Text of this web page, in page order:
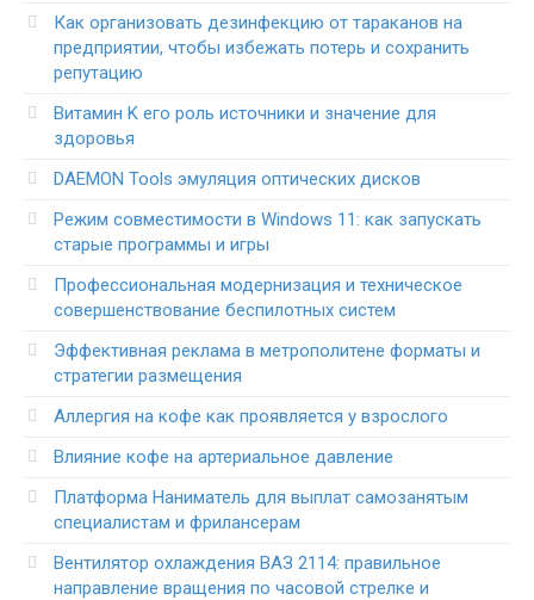
Как организовать дезинфекцию от тараканов на
предприятии, чтобы избежать потерь и сохранить
репутацию
Витамин K его роль источники и значение для
здоровья
DAEMON Tools эмуляция оптических дисков
Режим совместимости в Windows 11: как запускать
старые программы и игры
Профессиональная модернизация и техническое
совершенствование беспилотных систем
Эффективная реклама в метрополитене форматы и
стратегии размещения
Аллергия на кофе как проявляется у взрослого
Влияние кофе на артериальное давление
Платформа Наниматель для выплат самозанятым
специалистам и фрилансерам
Вентилятор охлаждения ВАЗ 2114: правильное
направление вращения по часовой стрелке и